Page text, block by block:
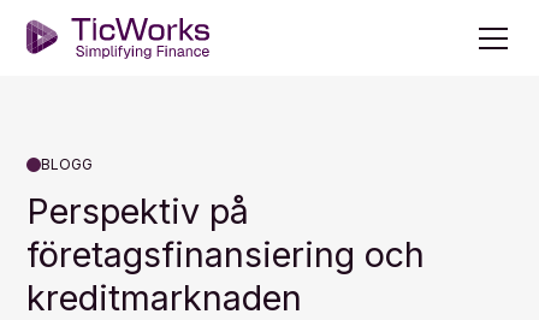
BLOGG
Perspektiv på
företagsfinansiering och
kreditmarknaden